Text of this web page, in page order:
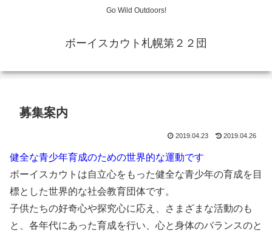
Go Wild Outdoors!
ボーイスカウト札幌第２２団
募集案内
2019.04.23 2019.04.26
健全な青少年育成のための世界的な運動です
ボーイスカウトは自立心をもった健全な青少年の育成を目
標とした世界的な社会教育団体です。
子供たちの好奇心や探究心に応え、さまざまな活動のも
と、各年代にあった育成を行い、心と身体のバランスのと